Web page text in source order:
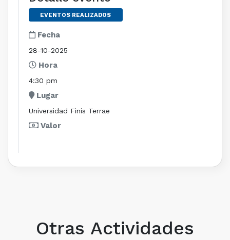
EVENTOS REALIZADOS
Fecha
28-10-2025
Hora
4:30 pm
Lugar
Universidad Finis Terrae
Valor
Otras Actividades